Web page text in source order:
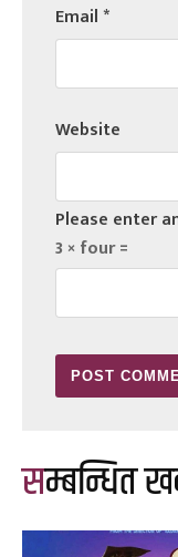
Email*
Website
Please enter
3 × four =
सम्बन्धित